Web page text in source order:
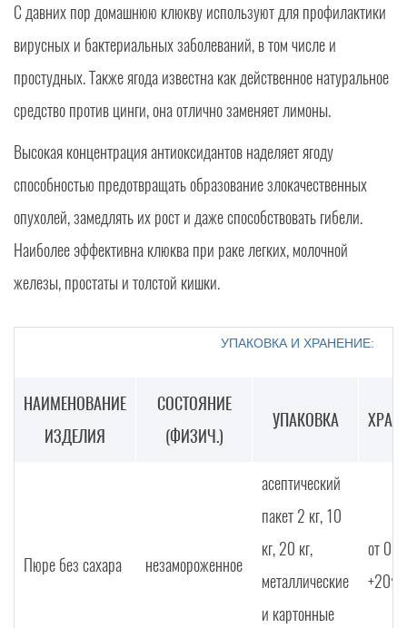
С давних пор домашнюю клюкву используют для профилактики
вирусных и бактериальных заболеваний, в том числе и
простудных. Также ягода известна как действенное натуральное
средство против цинги, она отлично заменяет лимоны.
Высокая концентрация антиоксидантов наделяет ягоду
способностью предотвращать образование злокачественных
опухолей, замедлять их рост и даже способствовать гибели.
Наиболее эффективна клюква при раке легких, молочной
железы, простаты и толстой кишки.
УПАКОВКА И ХРАНЕНИЕ:
НАИМЕНОВАНИЕ
ИЗДЕЛИЯ
СОСТОЯНИЕ
(ФИЗИЧ.)
УПАКОВКА
Пюре без сахара незамороженное
асептический
пакет 2 кг, 10
кг, 20 кг,
металлические
и картонные
от
+20°С